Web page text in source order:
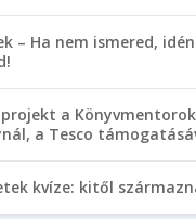
– Ha nem ismered,
projekt a Könyvmentorok
a Tesco
kvíze: kitől